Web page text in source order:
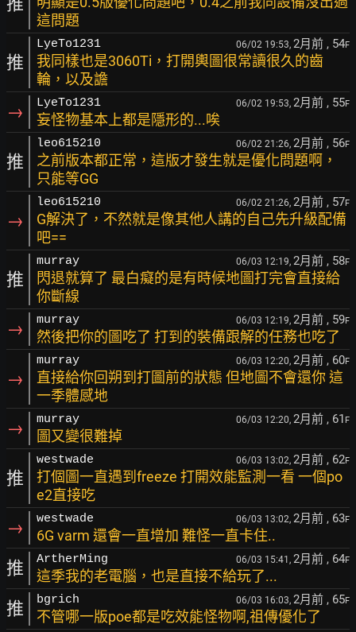
這問題
推
LyeTo1231 06/02 19:53, 2月前 , 54F
我同樣也是3060Ti，打開輿圖很常讀很久的齒
輪，以及譫
→ LyeTo1231 06/02 19:53, 2月前 , 55F
妄怪物基本上都是隱形的...唉
推
leo615210 06/02 21:26, 2月前 , 56F
之前版本都正常，這版才發生就是優化問題啊，
只能等GG
→
leo615210 06/02 21:26, 2月前 , 57F
G解決了，不然就是像其他人講的自己先升級配備
吧==
推
murray 06/03 12:19, 2月前 , 58F
閃退就算了 最白癡的是有時候地圖打完會直接給
你斷線
→ murray 06/03 12:19, 2月前 , 59F
然後把你的圖吃了 打到的裝備跟解的任務也吃了
→
murray 06/03 12:20, 2月前 , 60F
直接給你回朔到打圖前的狀態 但地圖不會還你 這
一季體感地
→ murray 06/03 12:20, 2月前 , 61 F
圖又變很難掉
推
westwade 06/03 13:02, 2月前 , 62F
打個圖一直遇到freeze 打開效能監測一看 一個po
e2直接吃
→ westwade 06/03 13:02, 2月前 , 63F
6G varm 還會一直增加 難怪一直卡住..
推 ArtherMing 06/03 15:41, 2月前 , 64F
這季我的老電腦，也是直接不給玩了...
推 bgrich 06/03 16:03, 2月前 , 65F
不管哪一版poe都是吃效能怪物啊,祖傳優化了